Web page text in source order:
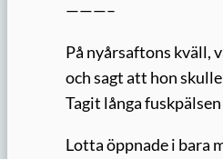
———–
På nyårsaftons kväll,
och sagt att hon
Tagit långa
Lotta öppnade i bara